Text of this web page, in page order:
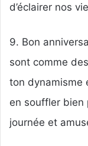
d’éclairer nos
9. Bon
sont comme
ton dynamisme
en souffler bien
journée et